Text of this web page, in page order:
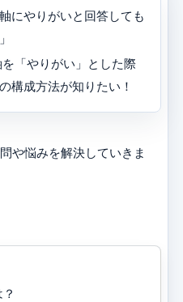
にやりがいと回答しても
「やりがい」とした際
構成方法が知りたい！
や悩みを解決していきま